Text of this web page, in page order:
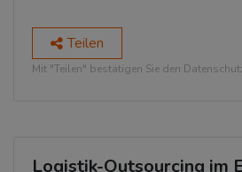
Teilen
Mit "Teilen" bestätigen Sie den
Logistik-Outsourcing im